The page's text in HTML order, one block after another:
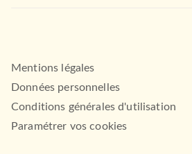
Mentions légales
Données personnelles
Conditions générales d'utilisation
Paramétrer vos cookies